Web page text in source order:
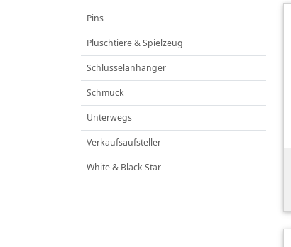
Pins
Plüschtiere & Spielzeug
Schlüsselanhänger
Schmuck
Unterwegs
Verkaufsaufsteller
White & Black Star